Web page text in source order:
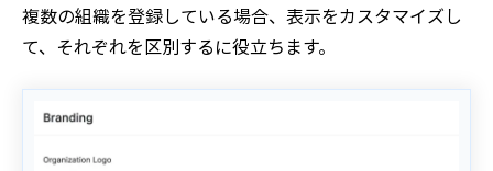
複数の組織を登録している場合、表示をカスタマイズし
て、それぞれを区別するに役立ちます。